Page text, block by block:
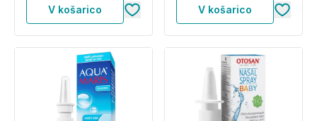
V košarico V košarico